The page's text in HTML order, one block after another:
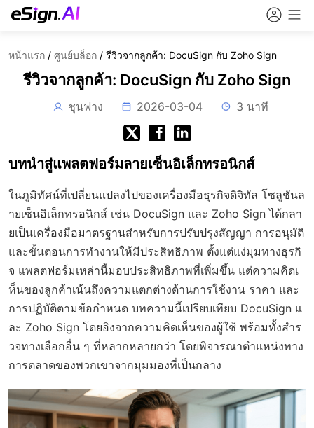
หน้าแรก / ศูนย์บล็อก / รีวิวจากลูกค้า: DocuSign กับ Zoho Sign
รีวิวจากลูกค้า: DocuSign กับ Zoho Sign
ชุนฟาง 2026-03-04 3 นาที
บทนำสู่แพลตฟอร์มลายเซ็นอิเล็กทรอนิกส์
ในภูมิทัศน์ที่เปลี่ยนแปลงไปของเครื่องมือธุรกิจดิจิทัล โซลูชันล
ายเซ็นอิเล็กทรอนิกส์ เช่น DocuSign และ Zoho Sign ได้กลา
ยเป็นเครื่องมือมาตรฐานสำหรับการปรับปรุงสัญญา การอนุมัติ
และขั้นตอนการทำงานให้มีประสิทธิภาพ ตั้งแต่แง่มุมทางธุรกิ
จ แพลตฟอร์มเหล่านี้มอบประสิทธิภาพที่เพิ่มขึ้น แต่ความคิดเ
ห็นของลูกค้าเน้นถึงความแตกต่างด้านการใช้งาน ราคา และ
การปฏิบัติตามข้อกำหนด บทความนี้เปรียบเทียบ DocuSign แ
ละ Zoho Sign โดยอิงจากความคิดเห็นของผู้ใช้ พร้อมทั้งสำร
วจทางเลือกอื่น ๆ ที่หลากหลายกว่า โดยพิจารณาตำแหน่งทาง
การตลาดของพวกเขาจากมุมมองที่เป็นกลาง